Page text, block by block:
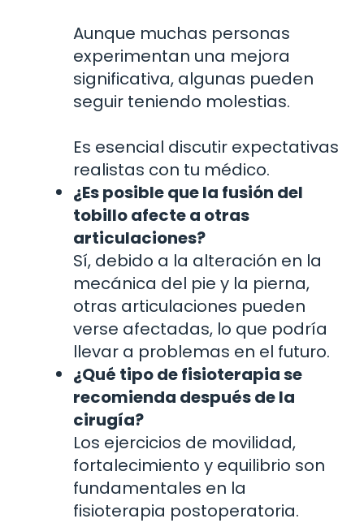
Aunque muchas personas
experimentan una mejora
significativa, algunas pueden
seguir teniendo molestias.
Es esencial discutir expectativas
realistas con tu médico.
¿Es posible que la fusión del
tobillo afecte a otras
articulaciones?
Sí, debido a la alteración en la
mecánica del pie y la pierna,
otras articulaciones pueden
verse afectadas, lo que podría
llevar a problemas en el futuro.
¿Qué tipo de fisioterapia se
recomienda después de la
cirugía?
Los ejercicios de movilidad,
fortalecimiento y equilibrio son
fundamentales en la
fisioterapia postoperatoria.